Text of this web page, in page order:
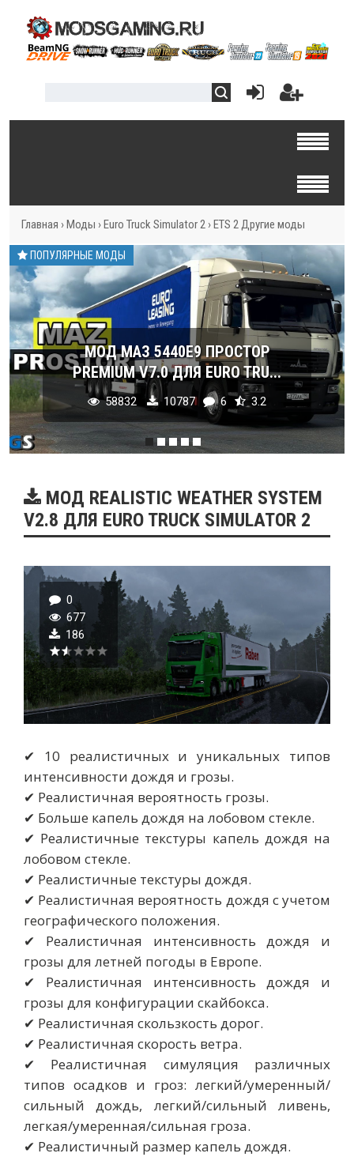
Главная › Моды › Euro Truck Simulator 2 › ETS 2 Другие моды
ПОПУЛЯРНЫЕ МОДЫ
МОД МАЗ 5440E9 ПРОСТОР
PREMIUM V7.0 ДЛЯ EURO TRU...
58832 10787 6 3.2
МОД REALISTIC WEATHER SYSTEM
V2.8 ДЛЯ EURO TRUCK SIMULATOR 2
0
677
186
✔ 10 реалистичных и уникальных типов
интенсивности дождя и грозы.
✔ Реалистичная вероятность грозы.
✔ Больше капель дождя на лобовом стекле.
✔ Реалистичные текстуры капель дождя на
лобовом стекле.
✔ Реалистичные текстуры дождя.
✔ Реалистичная вероятность дождя с учетом
географического положения.
✔ Реалистичная интенсивность дождя и
грозы для летней погоды в Европе.
✔ Реалистичная интенсивность дождя и
грозы для конфигурации скайбокса.
✔ Реалистичная скользкость дорог.
✔ Реалистичная скорость ветра.
✔ Реалистичная симуляция различных
типов осадков и гроз: легкий/умеренный/
сильный дождь, легкий/сильный ливень,
легкая/умеренная/сильная гроза.
✔ Реалистичный размер капель дождя.